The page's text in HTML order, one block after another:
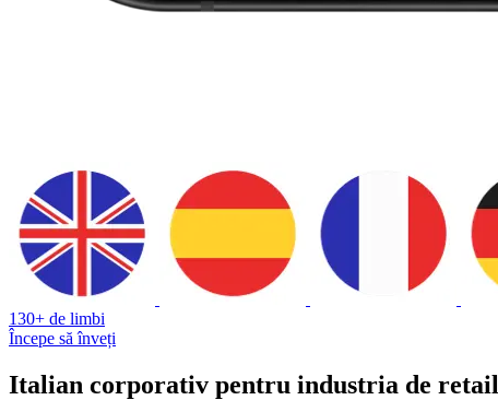
130+ de limbi
Începe să înveți
Italian corporativ pentru industria de retail